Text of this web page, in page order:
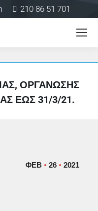
210 86 51 701
ΟΡΓΆΝΩΣΗΣ
ΈΩΣ 31/3/21.
ΦΕΒ 26 2021